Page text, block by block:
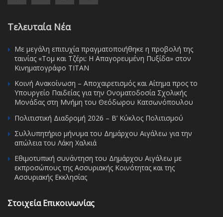
Τελευταία Νέα
Με μεγάλη επιτυχία πραγματοποιήθηκε η προβολή της
ταινίας «Τομ και Τζέρι: Η Απαγορευμένη Πυξίδα» στον
Κινηματογράφο ΤΙΤΑΝ
Κοινή Ανακοίνωση – Αποχαιρετισμός και Αίτημα προς το
Υπουργείο Παιδείας για την Ονοματοδοσία Σχολικής
Μονάδας στη Μνήμη του Θεόδωρου Κατσωνόπουλου
Πολιτιστική Διαδρομή 2026 – Β’ Κύκλος Πολιτισμού
Συλλυπητήριο μήνυμα του Δημάρχου Αιγάλεω για την
απώλεια του Λάκη Χαλκιά
Εθιμοτυπική συνάντηση του Δημάρχου Αιγάλεω με
εκπροσώπους της Ασσυριακής Κοινότητας και της
Ασσυριακής Εκκλησίας
Στοιχεία Επικοινωνίας